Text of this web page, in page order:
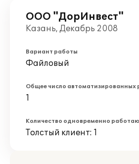
ООО "ДорИнвест"
Казань, Декабрь 2008
Вариант работы
Файловый
Общее число автоматизированных
1
Количество одновременно
Толстый клиент: 1